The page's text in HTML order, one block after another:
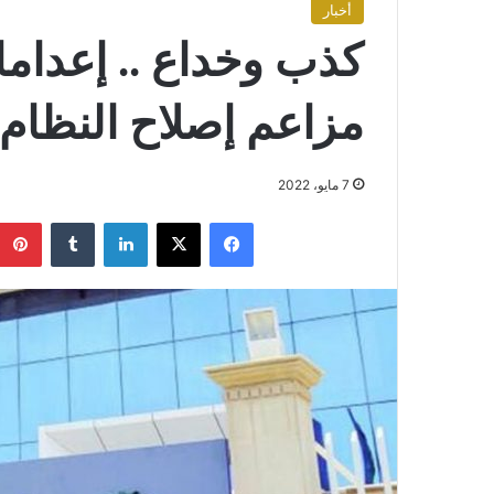
أخبار
كذب وخداع ..
مزاعم إصلاح
7 مايو، 2022
فيسبوك X لينكدإن